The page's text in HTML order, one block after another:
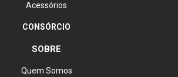
Acessórios
CONSÓRCIO
SOBRE
Quem Somos